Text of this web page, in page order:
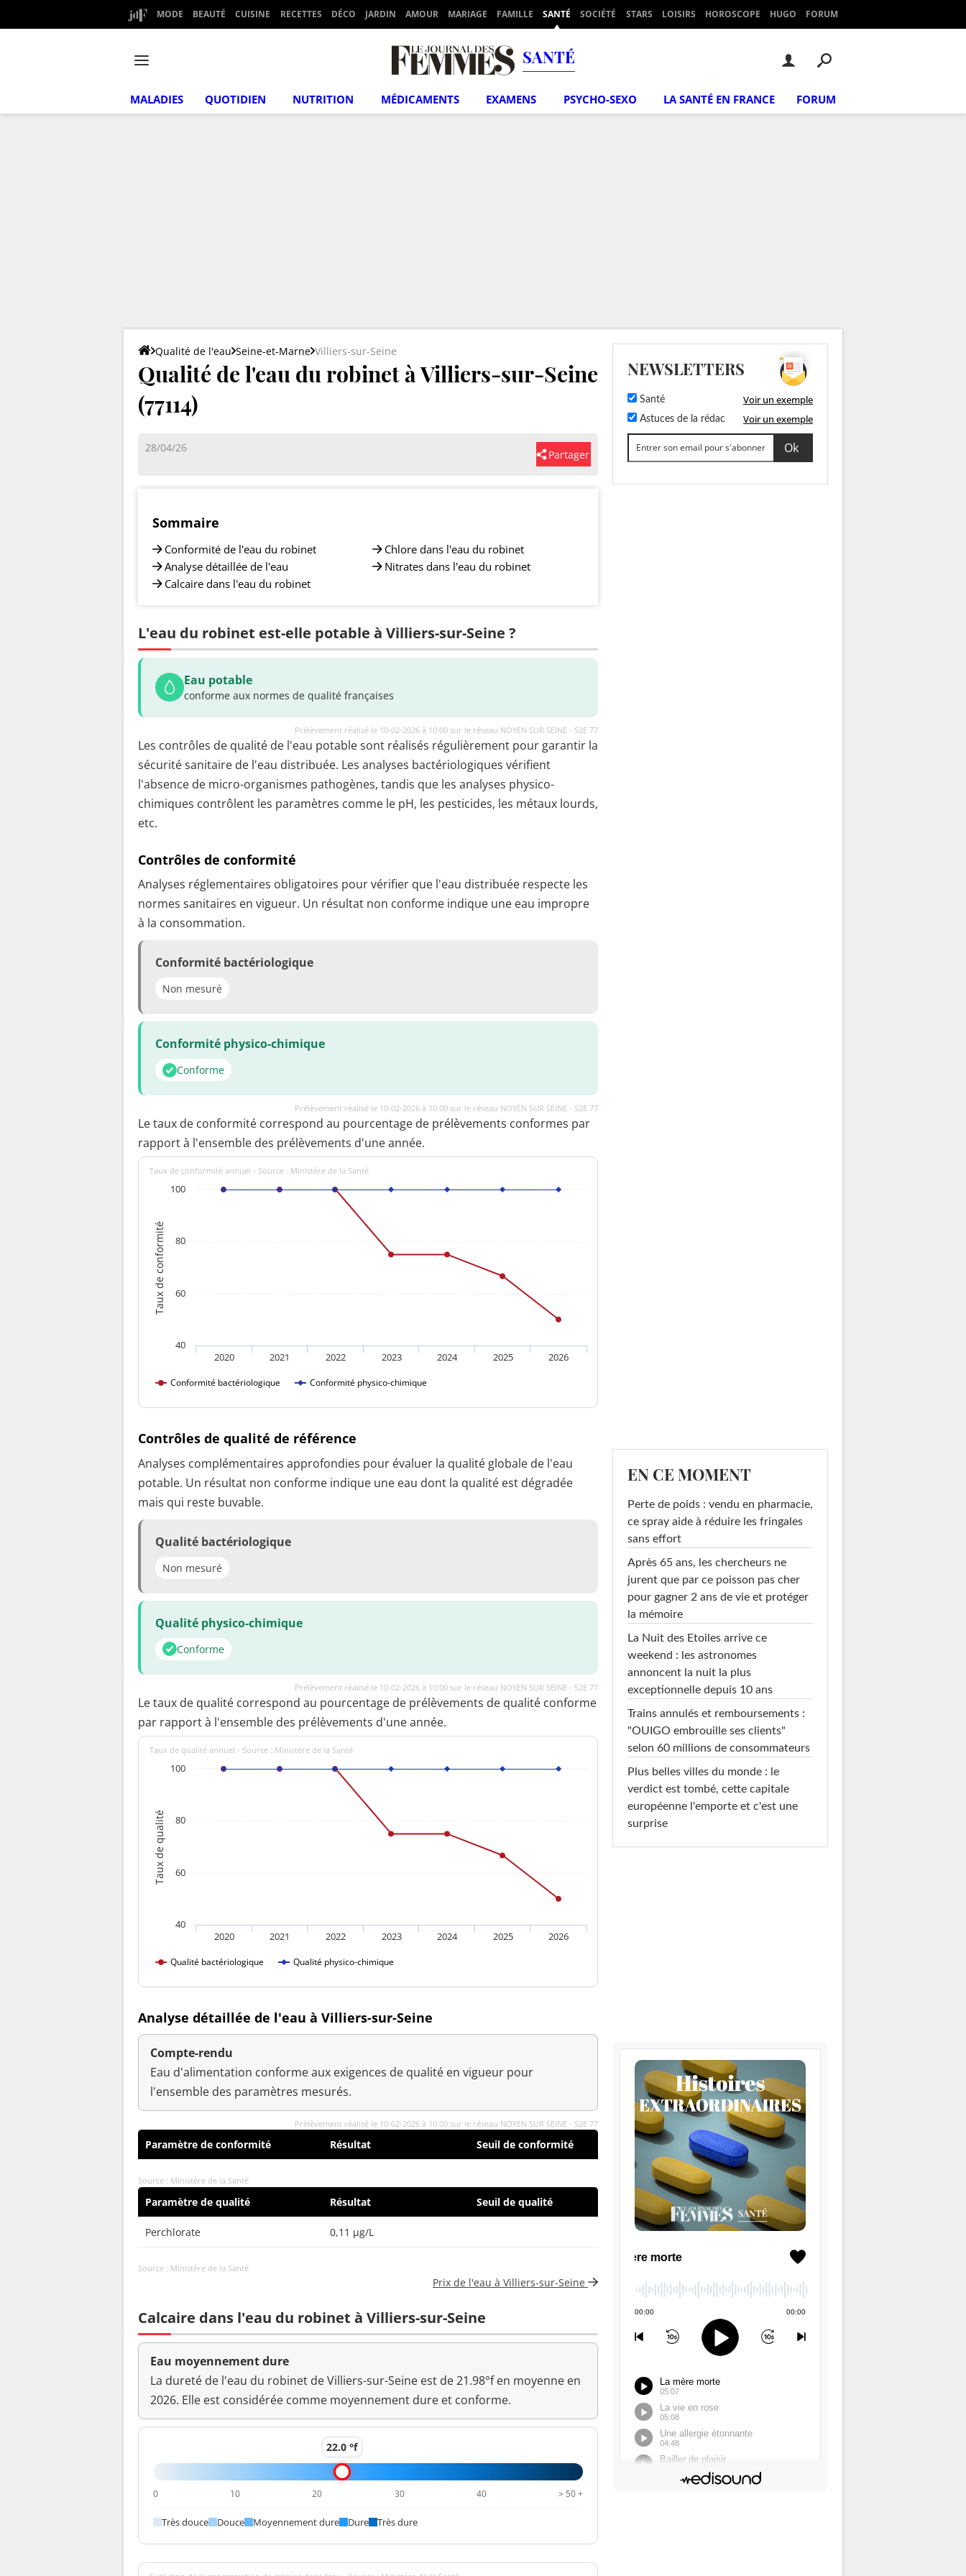
MODE BEAUTÉ CUISINE RECETTES DÉCO JARDIN AMOUR MARIAGE FAMILLE SANTÉ SOCIÉTÉ STARS LOISIRS HOROSCOPE HUGO FORUM
SANTÉ
MALADIES QUOTIDIEN NUTRITION MÉDICAMENTS EXAMENS PSYCHO-SEXO LA SANTÉ EN FRANCE FORUM
Qualité de l'eau Seine-et-Marne Villiers-sur-Seine
Qualité de l'eau du robinet à Villiers-sur-Seine
(77114)
28/04/26
Partager
Sommaire
Conformité de l'eau du robinet
Analyse détaillée de l'eau
Calcaire dans l'eau du robinet
Chlore dans l'eau du robinet
Nitrates dans l'eau du robinet
L'eau du robinet est-elle potable à Villiers-sur-Seine ?
Eau potable
conforme aux normes de qualité françaises
Prélèvement réalisé le 10-02-2026 à 10:00 sur le réseau NOYEN SUR SEINE - S2E 77
Les contrôles de qualité de l'eau potable sont réalisés régulièrement pour garantir la
sécurité sanitaire de l'eau distribuée. Les analyses bactériologiques vérifient
l'absence de micro-organismes pathogènes, tandis que les analyses physico-
chimiques contrôlent les paramètres comme le pH, les pesticides, les métaux lourds,
etc.
Contrôles de conformité
Analyses réglementaires obligatoires pour vérifier que l'eau distribuée respecte les
normes sanitaires en vigueur. Un résultat non conforme indique une eau impropre
à la consommation.
Conformité bactériologique
Non mesuré
Conformité physico-chimique
Conforme
Prélèvement réalisé le 10-02-2026 à 10:00 sur le réseau NOYEN SUR SEINE - S2E 77
Le taux de conformité correspond au pourcentage de prélèvements conformes par
rapport à l'ensemble des prélèvements d'une année.
Taux de conformité
Taux de conformité annuel - Source : Ministère de la Santé
Conformité bactériologique Conformité physico-chimique
2020 2021 2022 2023 2024 2025 2026
40
60
80
100
Contrôles de qualité de référence
Analyses complémentaires approfondies pour évaluer la qualité globale de l'eau
potable. Un résultat non conforme indique une eau dont la qualité est dégradée
mais qui reste buvable.
Qualité bactériologique
Non mesuré
Qualité physico-chimique
Conforme
Prélèvement réalisé le 10-02-2026 à 10:00 sur le réseau NOYEN SUR SEINE - S2E 77
Le taux de qualité correspond au pourcentage de prélèvements de qualité conforme
par rapport à l'ensemble des prélèvements d'une année.
Taux de qualité
Taux de qualité annuel - Source : Ministère de la Santé
Qualité bactériologique Qualité physico-chimique
2020 2021 2022 2023 2024 2025 2026
40
60
80
100
Analyse détaillée de l'eau à Villiers-sur-Seine
Compte-rendu
Eau d'alimentation conforme aux exigences de qualité en vigueur pour
l'ensemble des paramètres mesurés.
Prélèvement réalisé le 10-02-2026 à 10:00 sur le réseau NOYEN SUR SEINE - S2E 77
Paramètre de conformité Résultat Seuil de conformité
Source : Ministère de la Santé
Paramètre de qualité Résultat Seuil de qualité
Perchlorate 0,11 µg/L
Source : Ministère de la Santé
Prix de l'eau à Villiers-sur-Seine
Calcaire dans l'eau du robinet à Villiers-sur-Seine
Eau moyennement dure
La dureté de l'eau du robinet de Villiers-sur-Seine est de 21.98°f en moyenne en
2026. Elle est considérée comme moyennement dure et conforme.
22.0 °f
0 10 20 30 40 > 50 +
Très douce Douce Moyennement dure Dure Très dure
NEWSLETTERS
Santé Voir un exemple
Astuces de la rédac Voir un exemple
EN CE MOMENT
Perte de poids : vendu en pharmacie,
ce spray aide à réduire les fringales
sans effort
Après 65 ans, les chercheurs ne
jurent que par ce poisson pas cher
pour gagner 2 ans de vie et protéger
la mémoire
La Nuit des Etoiles arrive ce
weekend : les astronomes
annoncent la nuit la plus
exceptionnelle depuis 10 ans
Trains annulés et remboursements :
"OUIGO embrouille ses clients"
selon 60 millions de consommateurs
Plus belles villes du monde : le
verdict est tombé, cette capitale
européenne l'emporte et c'est une
surprise